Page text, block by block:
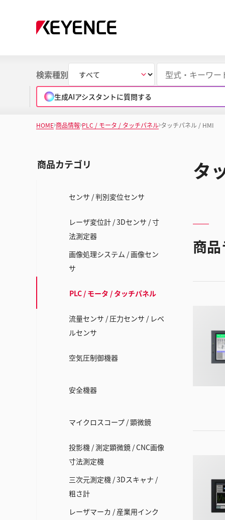
検索種別
生成AIアシスタントに質問する
HOME 商品情報 PLC / モータ / タッチパネル タッチパネル / HMI
商品カテゴリ
センサ / 判別変位センサ
レーザ変位計 / 3Dセンサ / 寸
法測定器
画像処理システム / 画像セン
サ
PLC / モータ / タッチパネル
流量センサ / 圧力センサ / レベ
ルセンサ
空気圧制御機器
安全機器
マイクロスコープ / 顕微鏡
投影機 / 測定顕微鏡 / CNC画像
寸法測定機
三次元測定機 / 3Dスキャナ /
粗さ計
レーザマーカ / 産業用インク
タ
商